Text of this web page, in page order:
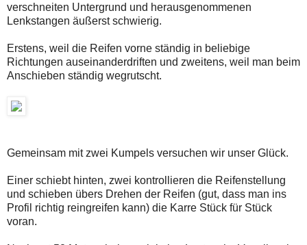
verschneiten Untergrund und herausgenommenen
Lenkstangen äußerst schwierig.
Erstens, weil die Reifen vorne ständig in beliebige
Richtungen auseinanderdriften und zweitens, weil man beim
Anschieben ständig wegrutscht.
Gemeinsam mit zwei Kumpels versuchen wir unser Glück.
Einer schiebt hinten, zwei kontrollieren die Reifenstellung
und schieben übers Drehen der Reifen (gut, dass man ins
Profil richtig reingreifen kann) die Karre Stück für Stück
voran.